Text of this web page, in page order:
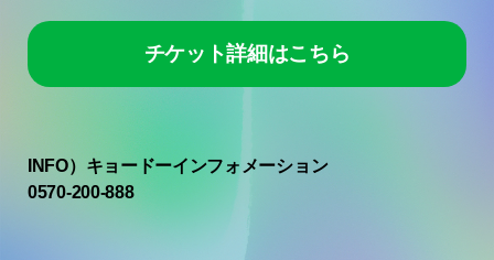
チケット詳細はこちら
INFO）キョードーインフォメーション
0570-200-888